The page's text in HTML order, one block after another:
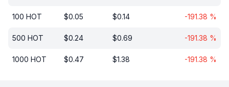
100 HOT $0.05 $0.14 -191.38 %
500 HOT $0.24 $0.69 -191.38 %
1000 HOT $0.47 $1.38 -191.38 %